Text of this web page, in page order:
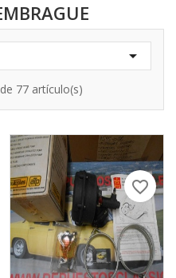

77 artículo(s)
favorite_border